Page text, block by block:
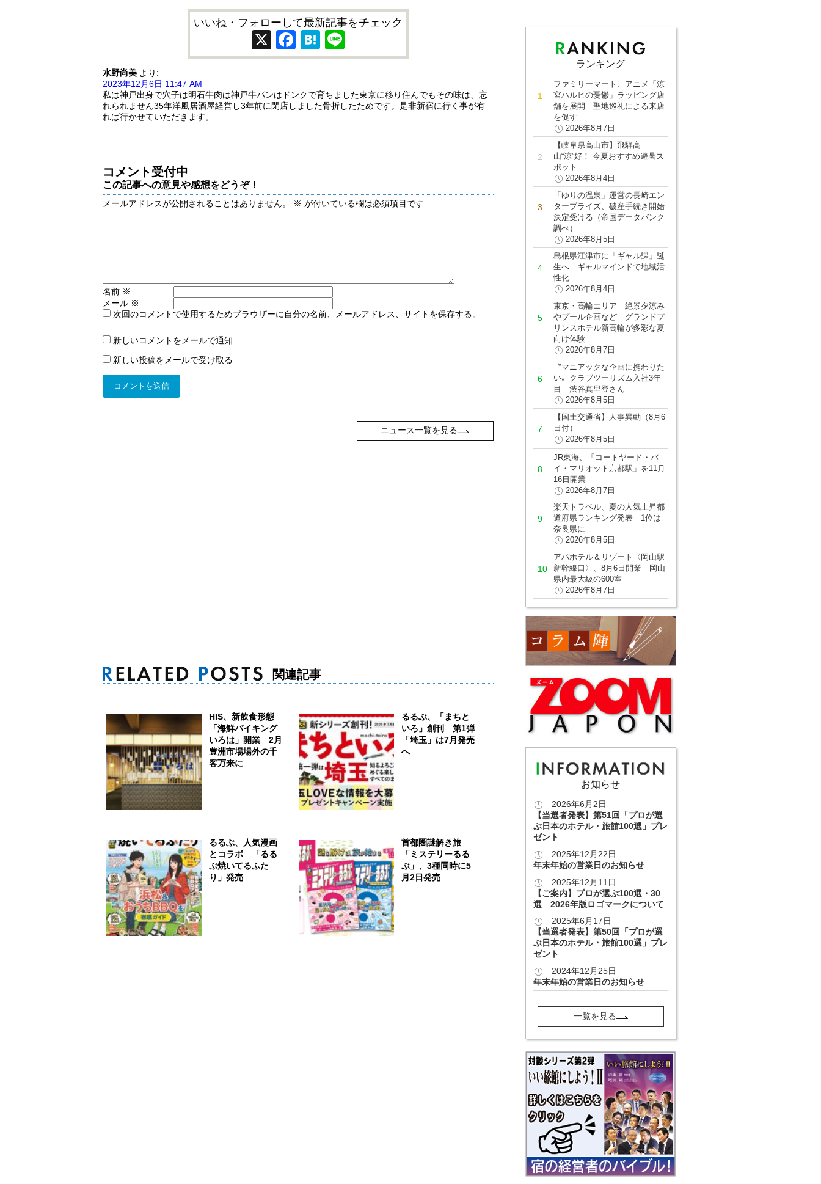
いいね・フォローして最新記事をチェック
X Facebook
Hatena
水野尚美 より:
2023年12月6日 11:47 AM
私は神戸出身で穴子は明石牛肉は神戸牛パンはドンクで育ちました東京に移り住んでもその味は、忘
れられません35年洋風居酒屋経営し3年前に閉店しました骨折したためです。是非新宿に行く事が有
れば行かせていただきます。
コメント受付中
この記事への意見や感想をどうぞ！
メールアドレスが公開されることはありません。 ※ が付いている欄は必須項目です
名前 ※
メール ※
次回のコメントで使用するためブラウザーに自分の名前、メールアドレス、サイトを保存する。
新しいコメントをメールで通知
新しい投稿をメールで受け取る
ニュース一覧を見る
関連記事
HIS、新飲食形態
「海鮮バイキング
いろは」開業 2月
豊洲市場場外の千
客万来に
るるぶ、「まちと
いろ」創刊 第1弾
「埼玉」は7月発売
へ
るるぶ、人気漫画
とコラボ 「るる
ぶ焼いてるふた
り」発売
首都圏謎解き旅
「ミステリーるる
ぶ」、3種同時に5
月2日発売
ランキング
ファミリーマート、アニメ「涼
宮ハルヒの憂鬱」ラッピング店
舗を展開 聖地巡礼による来店
を促す
2026年8月7日
【岐阜県高山市】飛騨高
山“涼”好！ 今夏おすすめ避暑ス
ポット
2026年8月4日
「ゆりの温泉」運営の長崎エン
タープライズ、破産手続き開始
決定受ける（帝国データバンク
調べ）
2026年8月5日
島根県江津市に「ギャル課」誕
生へ ギャルマインドで地域活
性化
2026年8月4日
東京・高輪エリア 絶景夕涼み
やプール企画など グランドプ
リンスホテル新高輪が多彩な夏
向け体験
2026年8月7日
〝マニアックな企画に携わりた
い〟クラブツーリズム入社3年
目 渋谷真里登さん
2026年8月5日
【国土交通省】人事異動（8月6
日付）
2026年8月5日
JR東海、「コートヤード・バ
イ・マリオット京都駅」を11月
16日開業
2026年8月7日
楽天トラベル、夏の人気上昇都
道府県ランキング発表 1位は
奈良県に
2026年8月5日
アパホテル＆リゾート〈岡山駅
新幹線口〉、8月6日開業 岡山
県内最大級の600室
2026年8月7日
お知らせ
2026年6月2日
【当選者発表】第51回「プロが選
ぶ日本のホテル・旅館100選」プレ
ゼント
2025年12月22日
年末年始の営業日のお知らせ
2025年12月11日
【ご案内】プロが選ぶ100選・30
選 2026年版ロゴマークについて
2025年6月17日
【当選者発表】第50回「プロが選
ぶ日本のホテル・旅館100選」プレ
ゼント
2024年12月25日
年末年始の営業日のお知らせ
一覧を見る